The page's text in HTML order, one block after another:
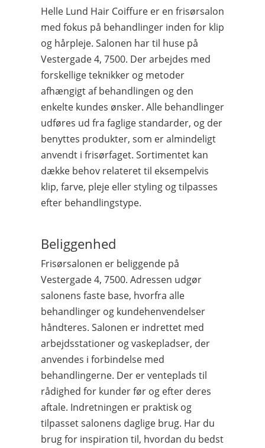
Helle Lund Hair Coiffure er en frisørsalon
med fokus på behandlinger inden for klip
og hårpleje. Salonen har til huse på
Vestergade 4, 7500. Der arbejdes med
forskellige teknikker og metoder
afhængigt af behandlingen og den
enkelte kundes ønsker. Alle behandlinger
udføres ud fra faglige standarder, og der
benyttes produkter, som er almindeligt
anvendt i frisørfaget. Sortimentet kan
dække behov relateret til eksempelvis
klip, farve, pleje eller styling og tilpasses
efter behandlingstype.
Beliggenhed
Frisørsalonen er beliggende på
Vestergade 4, 7500. Adressen udgør
salonens faste base, hvorfra alle
behandlinger og kundehenvendelser
håndteres. Salonen er indrettet med
arbejdsstationer og vaskepladser, der
anvendes i forbindelse med
behandlingerne. Der er venteplads til
rådighed for kunder før og efter deres
aftale. Indretningen er praktisk og
tilpasset salonens daglige brug. Har du
brug for inspiration til, hvordan du bedst